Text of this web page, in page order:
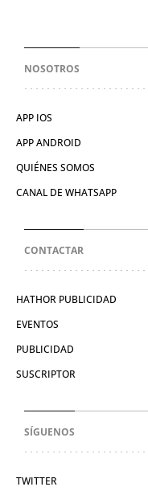
NOSOTROS
APP IOS
APP ANDROID
QUIÉNES SOMOS
CANAL DE WHATSAPP
CONTACTAR
HATHOR PUBLICIDAD
EVENTOS
PUBLICIDAD
SUSCRIPTOR
SÍGUENOS
TWITTER